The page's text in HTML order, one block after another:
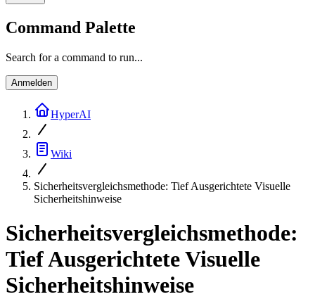
Command Palette
Search for a command to run...
Anmelden
HyperAI
Wiki
Sicherheitsvergleichsmethode: Tief Ausgerichtete Visuelle
Sicherheitshinweise
Sicherheitsvergleichsmethode:
Tief Ausgerichtete Visuelle
Sicherheitshinweise